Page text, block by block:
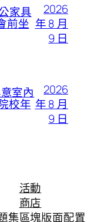
家具
前坐
2026
年 8 月
9 日
室內
校年
2026
年 8 月
9 日
集
活動
商店
區塊版面配置